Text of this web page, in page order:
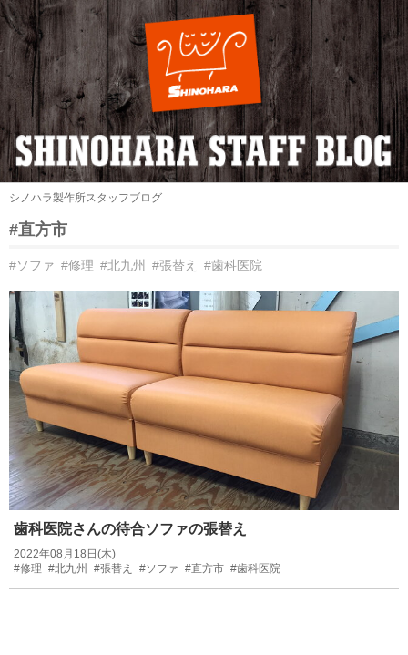
シノハラ製作所スタッフブログ
#直方市
#ソファ #修理 #北九州 #張替え #歯科医院
歯科医院さんの待合ソファの張替え
2022年08月18日(木)
#修理 #北九州 #張替え #ソファ #直方市 #歯科医院